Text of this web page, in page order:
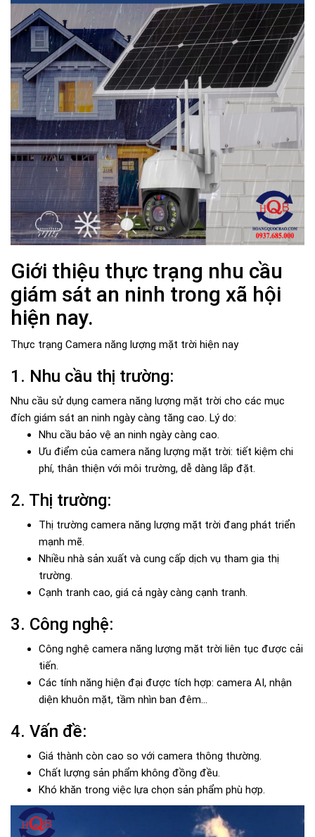
Giới thiệu thực trạng nhu cầu
giám sát an ninh trong xã hội
hiện nay.
Thực trạng Camera năng lượng mặt trời hiện nay
1. Nhu cầu thị trường:
Nhu cầu sử dụng camera năng lượng mặt trời cho các mục
đích giám sát an ninh ngày càng tăng cao. Lý do:
Nhu cầu bảo vệ an ninh ngày càng cao.
Ưu điểm của camera năng lượng mặt trời: tiết kiệm chi
phí, thân thiện với môi trường, dễ dàng lắp đặt.
2. Thị trường:
Thị trường camera năng lượng mặt trời đang phát triển
mạnh mẽ.
Nhiều nhà sản xuất và cung cấp dịch vụ tham gia thị
trường.
Cạnh tranh cao, giá cả ngày càng cạnh tranh.
3. Công nghệ:
Công nghệ camera năng lượng mặt trời liên tục được cải
tiến.
Các tính năng hiện đại được tích hợp: camera AI, nhận
diện khuôn mặt, tầm nhìn ban đêm...
4. Vấn đề:
Giá thành còn cao so với camera thông thường.
Chất lượng sản phẩm không đồng đều.
Khó khăn trong việc lựa chọn sản phẩm phù hợp.